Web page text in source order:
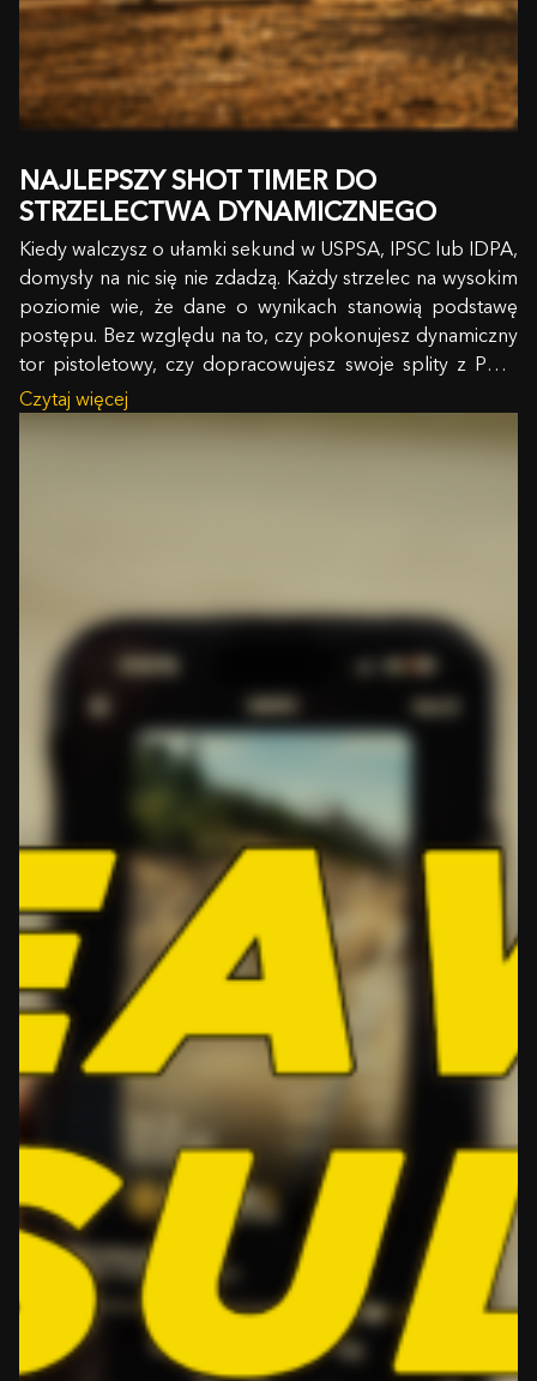
NAJLEPSZY SHOT TIMER DO
STRZELECTWA DYNAMICZNEGO
Kiedy walczysz o ułamki sekund w USPSA, IPSC lub IDPA,
domysły na nic się nie zdadzą. Każdy strzelec na wysokim
poziomie wie, że dane o wynikach stanowią podstawę
postępu. Bez względu na to, czy pokonujesz dynamiczny
tor pistoletowy, czy dopracowujesz swoje splity z PCC,
śledzenie dokładnych metryk jest tym, co…
Czytaj więcej